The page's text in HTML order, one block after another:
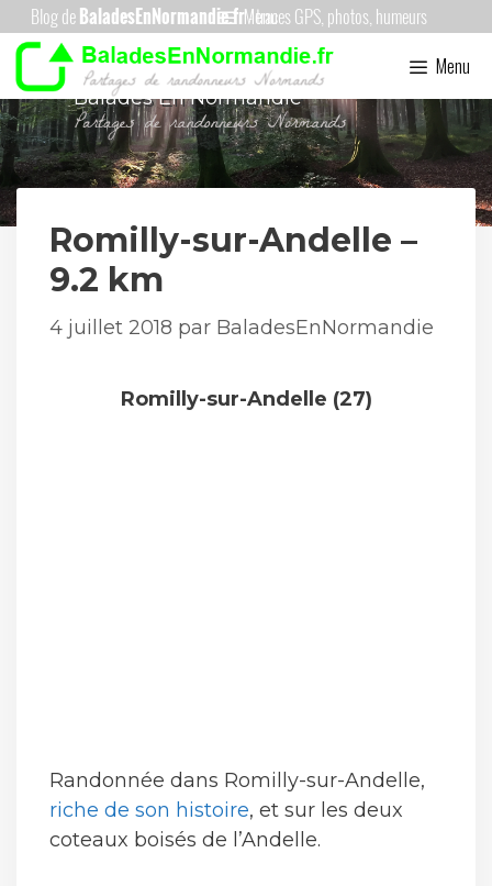
Aller
au
contenu
Menu
Menu
Balades En Normandie
Romilly-sur-Andelle –
9.2 km
4 juillet 2018 par BaladesEnNormandie
Romilly-sur-Andelle (27)
Randonnée dans Romilly-sur-Andelle,
riche de son histoire, et sur les deux
coteaux boisés de l’Andelle.